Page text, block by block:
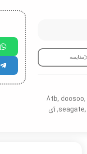
مقایسه
8tb, doosoo,
seagate,
, آی